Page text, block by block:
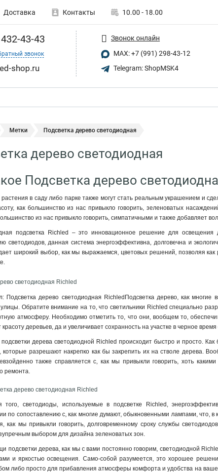
Доставка Контакты 10.00 - 18.00
43-43
звонок
shop.ru
Звонок онлайн
MAX: +7 (991) 298-43-12
Telegram: ShopMSK4
Метки Подсветка дерево светодиодная
дерево светодиодная
Подсветка дерево
в саду либо парке также могут стать реальным украшением и
как большинство из нас привыкло говорить, зеленоватых
из нас привыкло говорить, симпатичными и также добавляет
подсветка Richled – это инновационное решение для
светодиодов, данная система энергоэффективна, долговечна и
широкий выбор, как мы выражаемся, цветовых решений, позволяя
светодиодная Richled
Подсветка дерево светодиодная RichledПодсветка дерево, как
улицы. Обратите внимание на то, что светильники Richled специально
атмосферу. Необходимо отметить то, что они, вообщем то,
красоту деревьев, да и увеличивает сохранность на участке в черное время
подсветки дерева светодиодной Richled происходит быстро и просто.
которые разрешают накрепко как бы закрепить их на стволе дерева.
также справляется с, как мы привыкли говорить, хоть
ремонта.
дерево светодиодная Richled
того, светодиоды, используемые в подсветке Richled,
по сопоставлению с, как многие думают, обыкновенными лампами, что,
как мы привыкли говорить, долговременному сроку службы
выбором для дизайна зеленоватых зон.
подсветки дерева, как мы с вами постоянно говорим, светодиодной
и яркостью освещения. Само-собой разумеется, это хорошее
либо просто для прибавления атмосферы комфорта и удобства на